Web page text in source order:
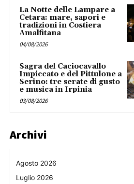
La Notte delle Lampare a
Cetara: mare, sapori e
tradizioni in Costiera
Amalfitana
04/08/2026
Sagra del Caciocavallo
Impiccato e del Pittulone a
Serino: tre serate di gusto
e musica in Irpinia
03/08/2026
Archivi
Agosto 2026
Luglio 2026